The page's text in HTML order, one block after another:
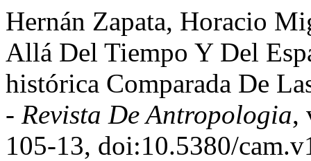
Hernán Zapata, Horacio
Allá Del Tiempo Y Del
histórica Comparada De
- Revista De Antropologia,
105-13, doi:10.5380/